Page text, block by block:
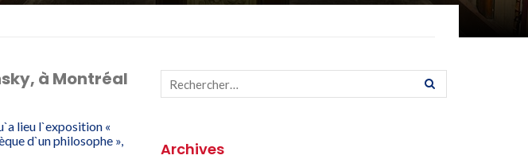
à Montréal
lieu l`exposition «
d`un philosophe »,
Archives